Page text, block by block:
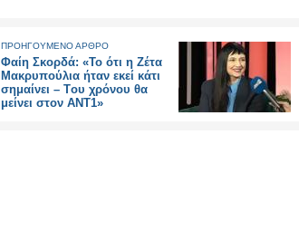
ΠΡΟΗΓΟΥΜΕΝΟ ΑΡΘΡΟ
Φαίη Σκορδά: «Το ότι η Ζέτα
Μακρυπούλια ήταν εκεί κάτι
σημαίνει – Tου χρόνου θα
μείνει στον ΑΝΤ1»